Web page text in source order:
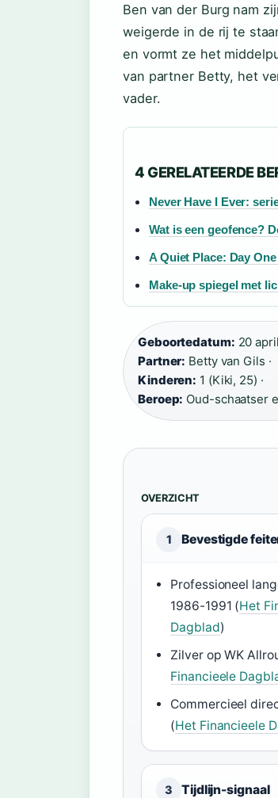
Ben van der Burg nam
weigerde in de rij te
en vormt ze het
van partner Betty, het
vader.
4 GERELATEERDE
Never Have I Ever:
Wat is een geofence?
A Quiet Place: Day
Make-up spiegel met
Geboortedatum: 20
Partner: Betty van Gils ·
Kinderen: 1 (Kiki, 25) ·
Beroep: Oud-schaatser
OVERZICHT
1 Bevestigde
Professioneel
1986-1991 (Het
Dagblad)
Zilver op WK
Financieele
Commercieel
(Het Financieele
3 Tijdlijn-signaal